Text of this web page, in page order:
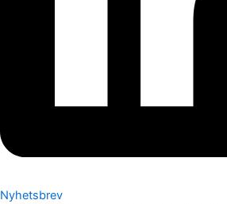
Nyhetsbrev